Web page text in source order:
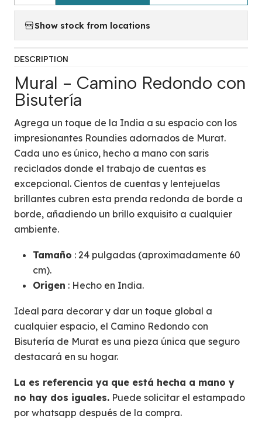
Show stock from locations
DESCRIPTION
Mural - Camino Redondo con
Bisutería
Agrega un toque de la India a su espacio con los
impresionantes Roundies adornados de Murat.
Cada uno es único, hecho a mano con saris
reciclados donde el trabajo de cuentas es
excepcional. Cientos de cuentas y lentejuelas
brillantes cubren esta prenda redonda de borde a
borde, añadiendo un brillo exquisito a cualquier
ambiente.
Tamaño : 24 pulgadas (aproximadamente 60
cm).
Origen : Hecho en India.
Ideal para decorar y dar un toque global a
cualquier espacio, el Camino Redondo con
Bisutería de Murat es una pieza única que seguro
destacará en su hogar.
La es referencia ya que está hecha a mano y
no hay dos iguales. Puede solicitar el estampado
por whatsapp después de la compra.